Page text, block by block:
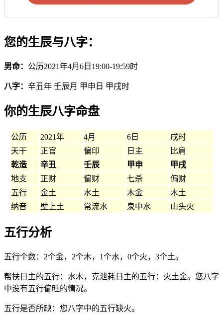
您的生辰与八字：
男命： 公历2021年4月6日19:00-19:59时
八字： 辛丑年 壬辰月 甲申日 甲戌时
你的生辰八字命盘
公历 2021年 4月 6日
戌时
天干
正官 偏印 日主
比肩
乾造
辛丑 壬辰 甲申
甲戌
地支
正财 偏财 七杀
偏财
五行
金土 水土 木金
木土
纳音
壁上土 常流水 泉中水 山头火
五行分析
五行个数：2个金，2个木，1个水，0个火，3个土。
帮扶日主的五行：水木，克泄耗日主的五行：火土金。您八字
中没有五行偏旺的情况。
五行是否所缺：您八字中的五行缺火。